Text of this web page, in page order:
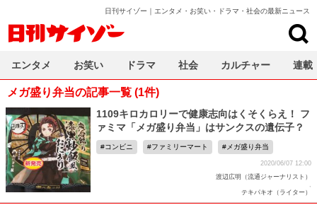
日刊サイゾー｜エンタメ・お笑い・ドラマ・社会の最新ニュース
メガ盛り弁当の記事一覧 (1件)
1109キロカロリーで健康志向はくそくらえ！ フ
ァミマ「メガ盛り弁当」はサンクスの遺伝子？
コンビニ ファミリーマート メガ盛り弁当
2020/06/07 12:00
渡辺広明（流通ジャーナリスト）
,
テキパキオ（ライター）
エンタメ お笑い ドラマ 社会 カルチャー 連載